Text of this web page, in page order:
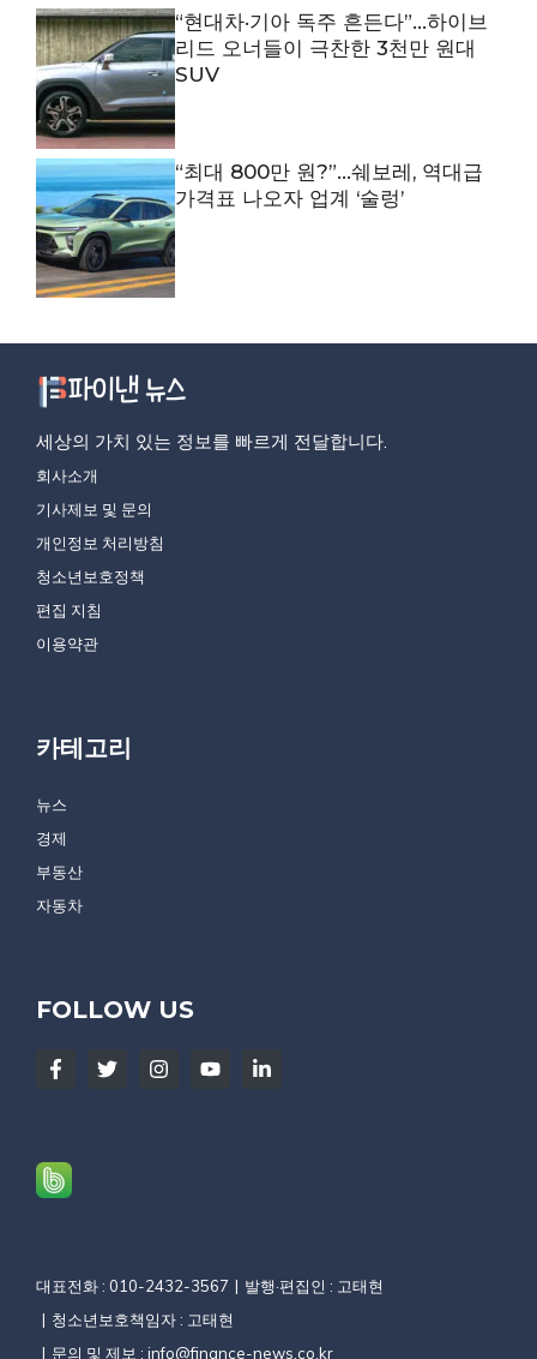
“현대차·기아 독주 흔든다”…하이브
리드 오너들이 극찬한 3천만 원대
SUV
“최대 800만 원?”…쉐보레, 역대급
가격표 나오자 업계 ‘술렁’
세상의 가치 있는 정보를 빠르게 전달합니다.
회사소개
기사제보 및 문의
개인정보 처리방침
청소년보호정책
편집 지침
이용약관
카테고리
뉴스
경제
부동산
자동차
FOLLOW US
대표전화 : 010-2432-3567
발행·편집인 : 고태현
청소년보호책임자 : 고태현
문의 및 제보 : info@finance-news.co.kr